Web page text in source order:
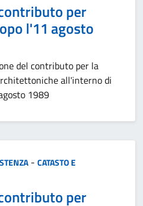
per
l'11 agosto
del contributo per la
all'interno di
1989
- CATASTO E
per